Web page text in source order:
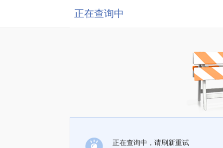
正在查询中
正在查询中，请刷新重试